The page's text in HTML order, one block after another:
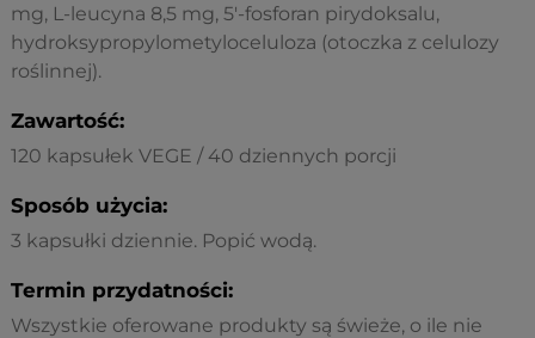
mg, L-leucyna 8,5 mg, 5'-fosforan pirydoksalu,
hydroksypropylometyloceluloza (otoczka z celulozy
roślinnej).
Zawartość:
120 kapsułek VEGE / 40 dziennych porcji
Sposób użycia:
3 kapsułki dziennie. Popić wodą.
Termin przydatności:
Wszystkie oferowane produkty są świeże, o ile nie